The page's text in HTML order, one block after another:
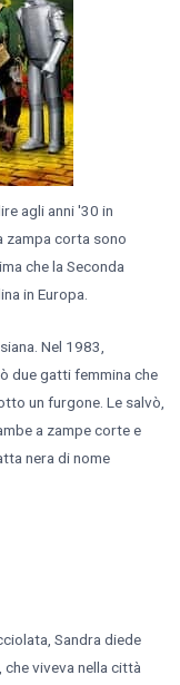
agli anni '30 in
zampa corta sono
che la Seconda
in Europa.
Nel 1983,
due gatti femmina che
un furgone. Le salvò,
a zampe corte e
nera di nome
Sandra diede
che viveva nella città